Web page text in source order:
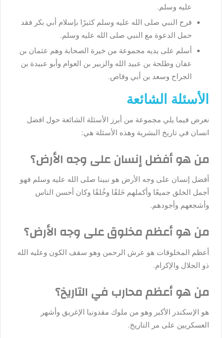
عليه وسلم.
فرح النبي صلى الله عليه وسلم كثيرًا بإسلام أبي بكر فقد
حمل الدعوة مع النبي صلى الله عليه وسلم.
أسلم على يديه مجموعة من خيرة الصحابة وهم عثمان بن
عفان وطلحة بن عبيد الله والزبير بن العوام وأبو عبيدة بن
الجراح وسعد بن أبي وقاص.
الأسئلة الشائعة
نعرض فيما يلي مجموعة من أبرز الأسئلة الشائعة حول افضل
انسان في تاريخ البشرية وهذه الأسئلة هي:
من هو أفضل إنسان على وجه الأرض؟
أفضل إنسان على وجه الأرض هو نبينا صلى الله عليه وسلم فهو
أجمل الخلق جميعًا وأكملهم خَلقًا وخُلقًا وكان أحسن الناس
وأشجعهم وأجودهم.
من هو أعظم مخلوق على وجه الأرض؟
أعظم المخلوقات هو عرش الرحمن وهو سقف الكون وعليه الله
ذو الجلال والإكرام.
من هو أعظم محارب في التاريخ؟
هو الإسكندر الأكبر وهو من ملوك مقدونيا الإغريق وأشهر
العسكريين على مر التاريخ.